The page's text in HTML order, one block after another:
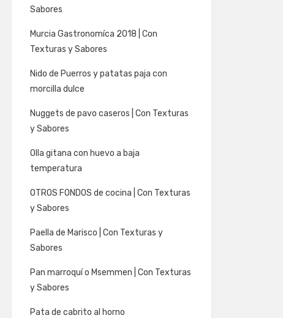
Sabores
Murcia Gastronomíca 2018 | Con
Texturas y Sabores
Nido de Puerros y patatas paja con
morcilla dulce
Nuggets de pavo caseros | Con Texturas
y Sabores
Olla gitana con huevo a baja
temperatura
OTROS FONDOS de cocina | Con Texturas
y Sabores
Paella de Marisco | Con Texturas y
Sabores
Pan marroquí o Msemmen | Con Texturas
y Sabores
Pata de cabrito al horno